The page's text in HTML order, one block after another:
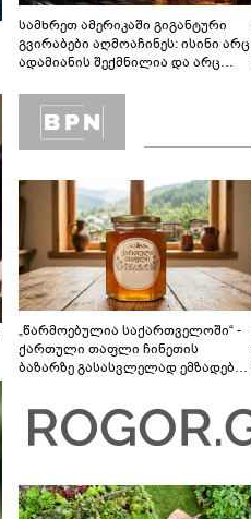
სამხრეთ ამერიკაში გიგანტური
გვირაბები აღმოაჩინეს: ისინი არც
ადამიანის შექმნილია და არც
ლაბირინთები?
„წარმოებულია საქართველოში“ -
ქართული თაფლი ჩინეთის
ბაზარზე გასასვლელად ემზადება -